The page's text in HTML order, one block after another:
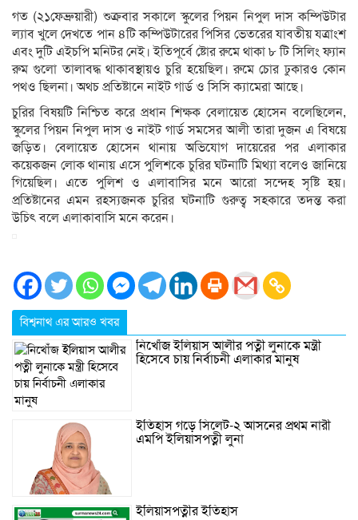
গত (২১ফেব্রুয়ারী) শুক্রবার সকালে স্কুলের পিয়ন নিপুল দাস কম্পিউটার
ল্যাব খুলে দেখতে পান ৪টি কম্পিউটারের পিসির ভেতরের যাবতীয় যত্রাংশ
এবং দুটি এইচপি মনিটর নেই। ইতিপূর্বে ষ্টোর রুমে থাকা ৮ টি সিলিং ফ্যান
রুম গুলো তালাবদ্ধ থাকাবস্থায়ও চুরি হয়েছিল। রুমে চোর ঢুকারও কোন
পথও ছিলনা। অথচ প্রতিষ্টানে নাইট গার্ড ও সিসি ক্যামেরা আছে।
চুরির বিষয়টি নিশ্চিত করে প্রধান শিক্ষক বেলায়েত হোসেন বলেছিলেন,
স্কুলের পিয়ন নিপুল দাস ও নাইট গার্ড সমসের আলী তারা দুজন এ বিষয়ে
জড়িত। বেলায়েত হোসেন থানায় অভিযোগ দায়েরের পর এলাকার
কয়েকজন লোক থানায় এসে পুলিশকে চুরির ঘটনাটি মিথ্যা বলেও জানিয়ে
গিয়েছিল। এতে পুলিশ ও এলাবাসির মনে আরো সন্দেহ সৃষ্টি হয়।
প্রতিষ্টানের এমন রহস্যজনক চুরির ঘটনাটি গুরুত্ব সহকারে তদন্ত করা
উচিৎ বলে এলাকাবাসি মনে করেন।
বিশ্বনাথ এর আরও খবর
নিখোঁজ ইলিয়াস আলীর পত্নী লুনাকে মন্ত্রী
হিসেবে চায় নির্বাচনী এলাকার মানুষ
ইতিহাস গড়ে সিলেট-২ আসনের প্রথম নারী
এমপি ইলিয়াসপত্নী লুনা
ইলিয়াসপত্নীর ইতিহাস